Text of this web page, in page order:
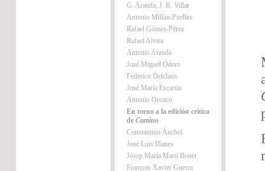
G. Aranda, J. R. Villar
Antonio Millán-Puelles
Rafael Gómez-Pérez
Rafael Alvira
Antonio Aranda
José Miguel Odero
Federico Delclaux
José María Escartín
Antonio Orozco
En torno a la edición crítica
de Camino
Constantino Ánchel
José Luis Illanes
Josep María Martí Bonet
François Xavier Guerra